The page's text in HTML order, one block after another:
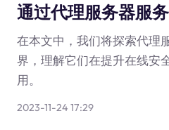
通过代理服务器服
在本文中，我们将探索代理
界，理解它们在提升在线安
用。
2023-11-24 17:29